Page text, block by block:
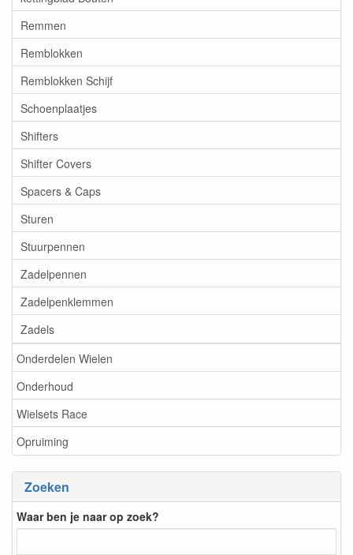
Remmen
Remblokken
Remblokken Schijf
Schoenplaatjes
Shifters
Shifter Covers
Spacers & Caps
Sturen
Stuurpennen
Zadelpennen
Zadelpenklemmen
Zadels
Onderdelen Wielen
Onderhoud
Wielsets Race
Opruiming
Zoeken
Waar ben je naar op zoek?